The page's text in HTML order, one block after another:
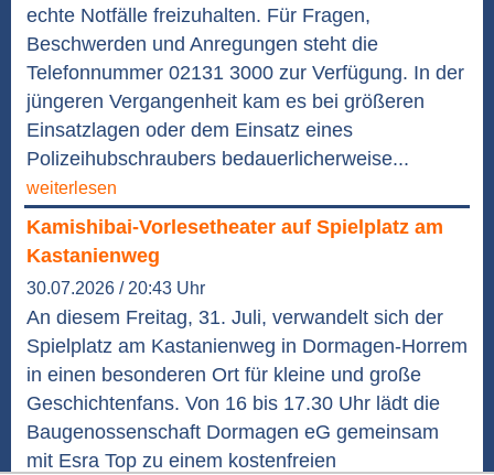
echte Notfälle freizuhalten. Für Fragen,
Beschwerden und Anregungen steht die
Telefonnummer 02131 3000 zur Verfügung. In der
jüngeren Vergangenheit kam es bei größeren
Einsatzlagen oder dem Einsatz eines
Polizeihubschraubers bedauerlicherweise...
weiterlesen
Kamishibai-Vorlesetheater auf Spielplatz am
Kastanienweg
30.07.2026 / 20:43 Uhr
An diesem Freitag, 31. Juli, verwandelt sich der
Spielplatz am Kastanienweg in Dormagen-Horrem
in einen besonderen Ort für kleine und große
Geschichtenfans. Von 16 bis 17.30 Uhr lädt die
Baugenossenschaft Dormagen eG gemeinsam
mit Esra Top zu einem kostenfreien